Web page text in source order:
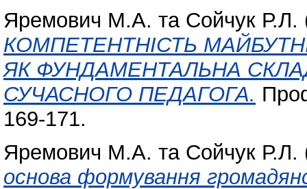
Яремович М.А. та Сойчук Р.Л.
КОМПЕТЕНТНІСТЬ
ЯК ФУНДАМЕНТАЛЬНА
СУЧАСНОГО ПЕДАГОГА.
169-171.
Яремович М.А. та Сойчук Р.Л.
основа формування